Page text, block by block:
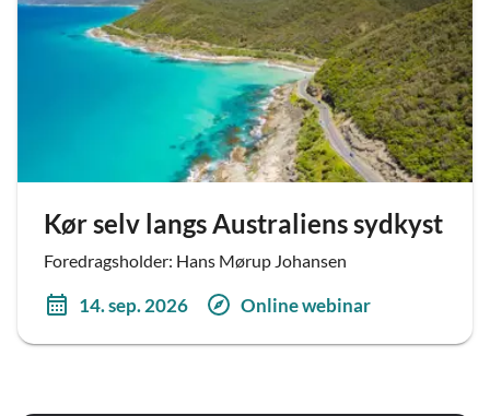
Kør selv langs Australiens sydkyst
Foredragsholder: Hans Mørup Johansen
14. sep. 2026 Online webinar